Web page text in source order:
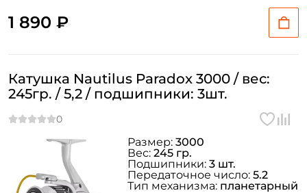
1 890 ₽
Катушка Nautilus Paradox 3000 / вес:
245гр. / 5,2 / подшипники: 3шт.
Размер: 3000
Вес: 245 гр.
Подшипники: 3 шт.
Передаточное число: 5.2
Тип механизма: планетарный